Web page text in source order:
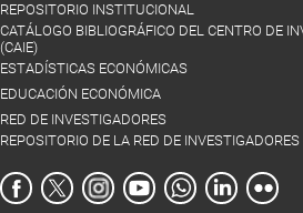
REPOSITORIO INSTITUCIONAL
CATÁLOGO BIBLIOGRÁFICO DEL CENTRO DE
(CAIE)
ESTADÍSTICAS ECONÓMICAS
EDUCACIÓN ECONÓMICA
RED DE INVESTIGADORES
REPOSITORIO DE LA RED DE INVESTIGADORES